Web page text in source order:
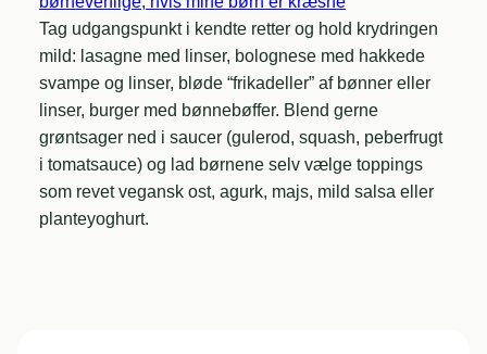
Tag udgangspunkt i kendte retter og hold krydringen
mild: lasagne med linser, bolognese med hakkede
svampe og linser, bløde “frikadeller” af bønner eller
linser, burger med bønnebøffer. Blend gerne
grøntsager ned i saucer (gulerod, squash, peberfrugt
i tomatsauce) og lad børnene selv vælge toppings
som revet vegansk ost, agurk, majs, mild salsa eller
planteyoghurt.